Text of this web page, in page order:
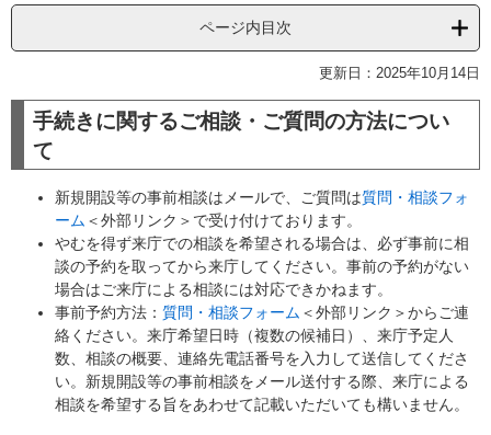
ページ内目次
更新日：2025年10月14日
手続きに関するご相談・ご質問の方法につい
て
新規開設等の事前相談はメールで、ご質問は質問・相談フォ
ーム ＜外部リンク＞ で受け付けております。
やむを得ず来庁での相談を希望される場合は、必ず事前に相
談の予約を取ってから来庁してください。事前の予約がない
場合はご来庁による相談には対応できかねます。
事前予約方法： 質問・相談フォーム ＜外部リンク＞からご連
絡ください。来庁希望日時（複数の候補日）、来庁予定人
数、相談の概要、連絡先電話番号を入力して送信してくださ
い。新規開設等の事前相談をメール送付する際、来庁による
相談を希望する旨をあわせて記載いただいても構いません。